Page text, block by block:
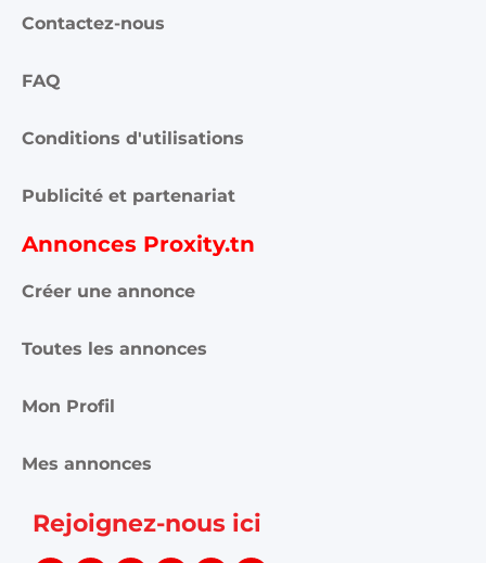
Contactez-nous
FAQ
Conditions d'utilisations
Publicité et partenariat
Annonces Proxity.tn
Créer une annonce
Toutes les annonces
Mon Profil
Mes annonces
Rejoignez-nous ici